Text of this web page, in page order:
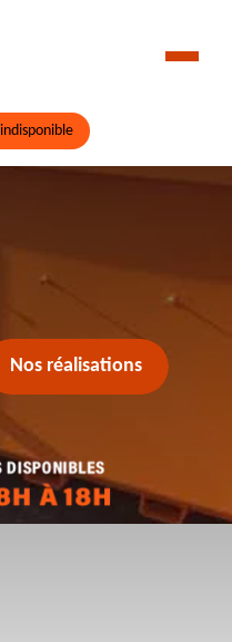
indisponible
Nos réalisations